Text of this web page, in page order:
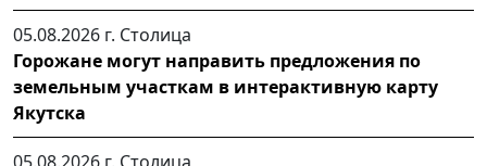
05.08.2026 г. Столица
Горожане могут направить предложения по
земельным участкам в интерактивную карту
Якутска